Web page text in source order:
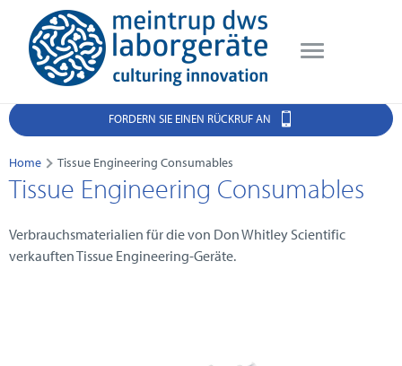
FORDERN SIE EINEN RÜCKRUF AN
Home Tissue Engineering Consumables
Tissue Engineering Consumables
Verbrauchsmaterialien für die von Don Whitley Scientific
verkauften Tissue Engineering-Geräte.